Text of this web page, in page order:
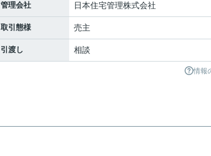
管理会社 日本住宅管理株式会社
取引態様 売主
引渡し 相談
情報